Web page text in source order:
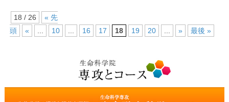
18 / 26
« 先
頭
« 10 16 17 18 19 20 » 最後 »